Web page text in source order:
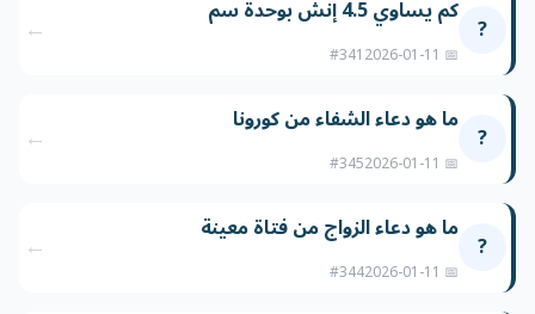
? كم يساوي 4.5 إنش بوحدة سم
📅 2026-01-11
#341
←
? ما هو دعاء الشفاء من كورونا
📅 2026-01-11
#345
←
? ما هو دعاء الزواج من فتاة معينة
📅 2026-01-11
#344
←